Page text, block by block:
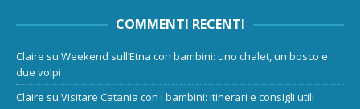
COMMENTI RECENTI
Claire su Weekend sull’Etna con bambini: uno chalet, un bosco e
due volpi
Claire su Visitare Catania con i bambini: itinerari e consigli utili